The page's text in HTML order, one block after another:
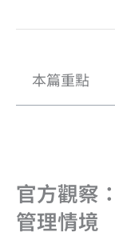
本篇重點
官方觀察
管理情境